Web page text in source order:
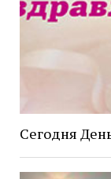
Сегодня